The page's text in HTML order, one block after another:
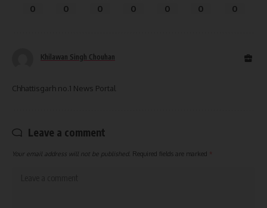
0 0 0 0 0 0 0
Khilawan Singh Chouhan
Chhattisgarh no.1 News Portal
Leave a comment
Your email address will not be published. Required fields are marked *